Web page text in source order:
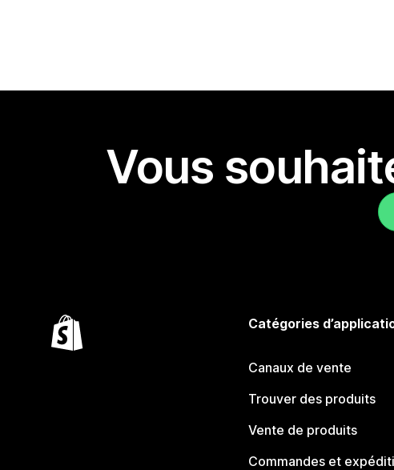
Vous
Catégories
Canaux de vente
Trouver des produits
Vente de produits
Commandes et